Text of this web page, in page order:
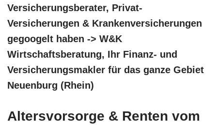
Versicherungsberater, Privat-
Versicherungen & Krankenversicherungen
gegoogelt haben -> W&K
Wirtschaftsberatung, Ihr Finanz- und
Versicherungsmakler für das ganze Gebiet
Neuenburg (Rhein)
Altersvorsorge & Renten vom